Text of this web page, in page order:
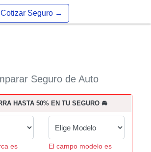
Cotizar Seguro →
Seguro de Auto
HASTA 50% EN TU SEGURO 🚘
es
El campo modelo es